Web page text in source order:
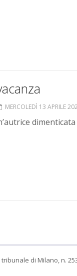
MERCOLEDÌ 13 APRILE
dimenticata
di Milano, n.